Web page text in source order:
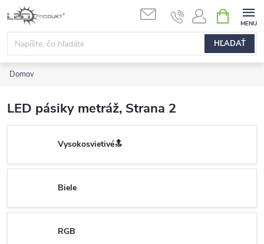
Prejsť
na
obsah
HĽADAŤ
KOŠÍK
Domov
LED pásiky metráž, Strana 2
Vysokosvietivé🔝
Biele
RGB